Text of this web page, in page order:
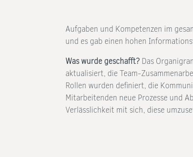
Aufgaben und Kompetenzen im
und es gab einen hohen
Was wurde geschafft? Das
aktualisiert, die Team-
Rollen wurden definiert, die
Mitarbeitenden neue Prozesse und
Verlässlichkeit mit sich, diese